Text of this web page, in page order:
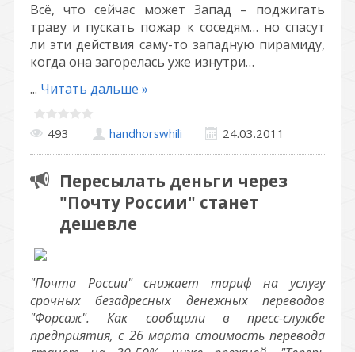
Всё, что сейчас может Запад – поджигать
траву и пускать пожар к соседям… но спасут
ли эти действия саму-то западную пирамиду,
когда она загорелась уже изнутри…
... Читать дальше »
493 handhorswhili 24.03.2011
Пересылать деньги через
"Почту России" станет
дешевле
"Почта России" снижает тариф на услугу
срочных безадресных денежных переводов
"Форсаж". Как сообщили в пресс-службе
предприятия, с 26 марта стоимость перевода